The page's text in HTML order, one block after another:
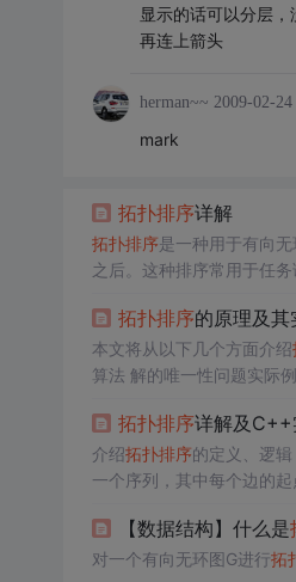
显示的话可以分层
再连上箭头
herman~~ 2009-02-24
mark
拓扑排序详解
拓扑排序是一种用于有向
之后。这种排序常用于任
拓扑排序的原理及其
本文将从以下几个方面介绍
算法 解的唯一性问题实际例子 取材自以下材料： http://en.wikipedia.org/wiki/Topological_sorting http://en.wikipedia.org/wiki/Hamilt
拓扑排序详解及C++
介绍拓扑排序的定义、逻
一个序列，其中每个边的
【数据结构】什么是
​对一个有向无环图G进行拓